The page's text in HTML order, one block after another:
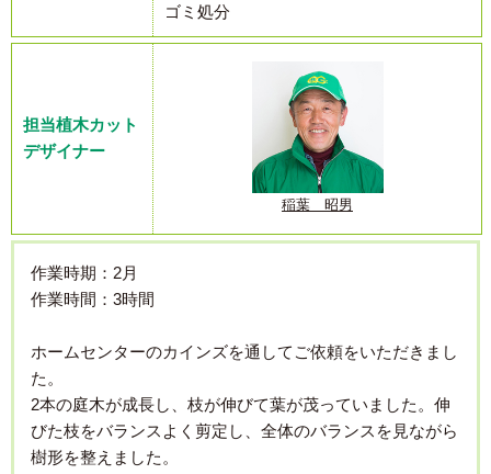
ゴミ処分
担当植木カット
デザイナー
稲葉 昭男
作業時期：2月
作業時間：3時間
ホームセンターのカインズを通してご依頼をいただきまし
た。
2本の庭木が成長し、枝が伸びて葉が茂っていました。伸
びた枝をバランスよく剪定し、全体のバランスを見ながら
樹形を整えました。